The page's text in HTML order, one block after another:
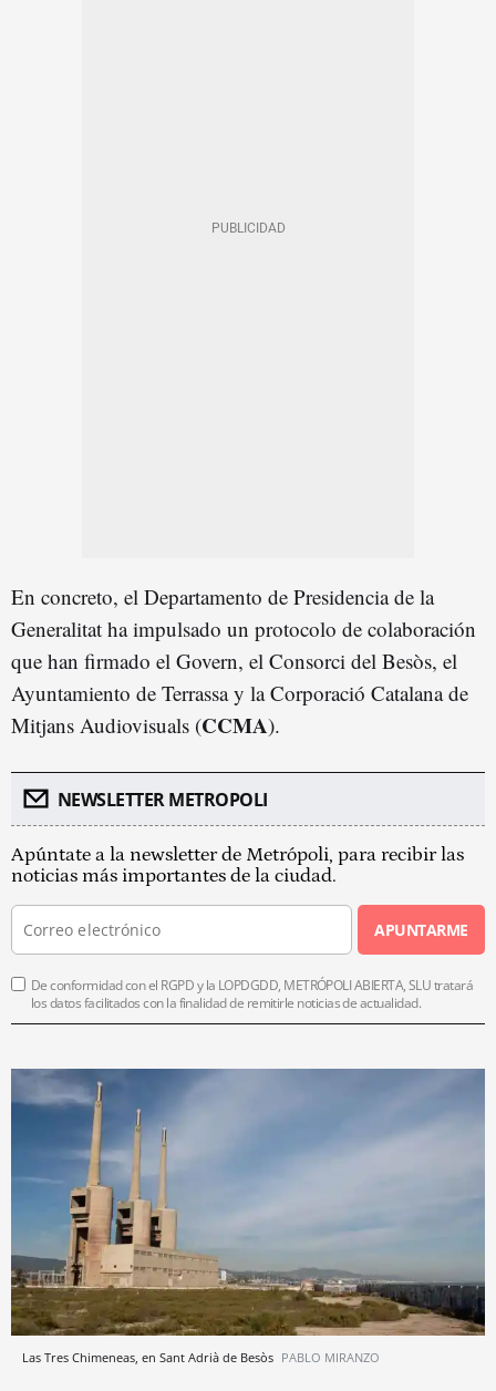
En concreto, el Departamento de Presidencia de la
Generalitat ha impulsado un protocolo de colaboración
que han firmado el Govern, el Consorci del Besòs, el
Ayuntamiento de Terrassa y la Corporació Catalana de
Mitjans Audiovisuals (CCMA).
NEWSLETTER METROPOLI
Apúntate a la newsletter de Metrópoli, para recibir las
noticias más importantes de la ciudad.
APUNTARME
De conformidad con el RGPD y la LOPDGDD, METRÓPOLI ABIERTA, SLU tratará
los datos facilitados con la finalidad de remitirle noticias de actualidad.
Las Tres Chimeneas, en Sant Adrià de Besòs PABLO MIRANZO